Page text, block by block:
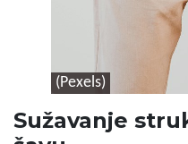
(Pexels)
Sužavanje